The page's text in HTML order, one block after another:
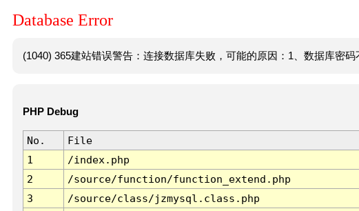
Database Error
(1040) 365建站错误警告：连接数据库失败，可能的原因：1、数据库密码
PHP Debug
No. File
1
/index.php
2
/source/function/function_extend.php
3
/source/class/jzmysql.class.php